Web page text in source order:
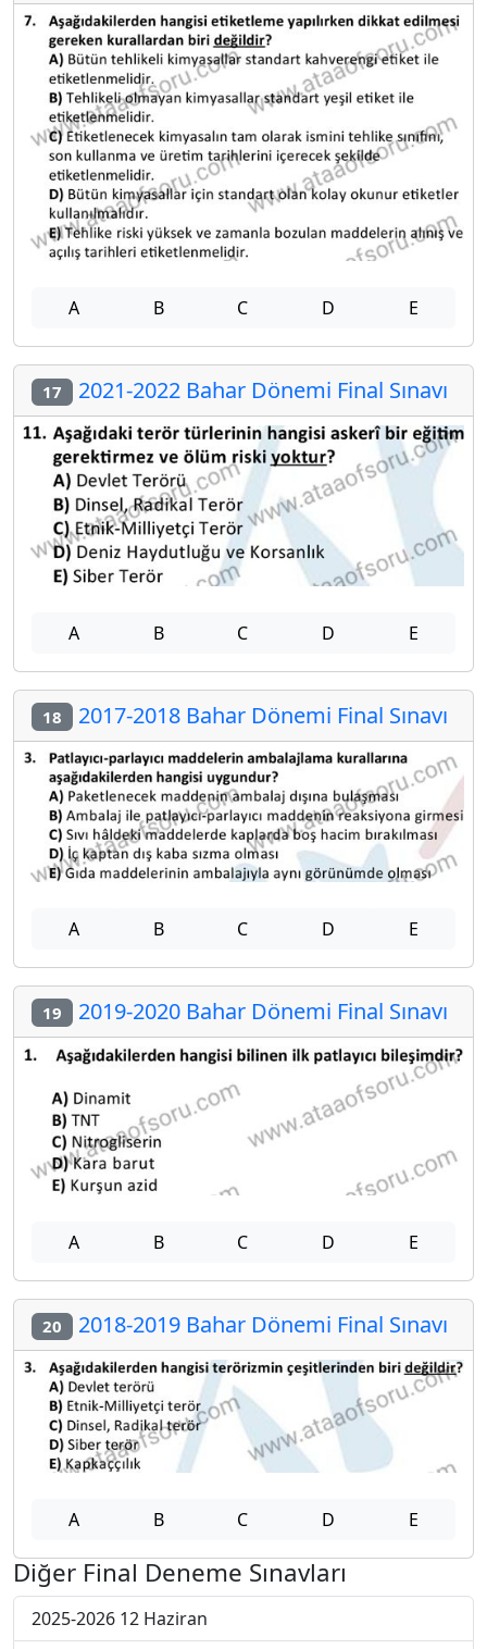
A B C D E
17 2021-2022 Bahar Dönemi Final Sınavı
A B C D E
18 2017-2018 Bahar Dönemi Final Sınavı
A B C D E
19 2019-2020 Bahar Dönemi Final Sınavı
A B C D E
20 2018-2019 Bahar Dönemi Final Sınavı
A B C D E
Diğer Final Deneme Sınavları
2025-2026 12 Haziran